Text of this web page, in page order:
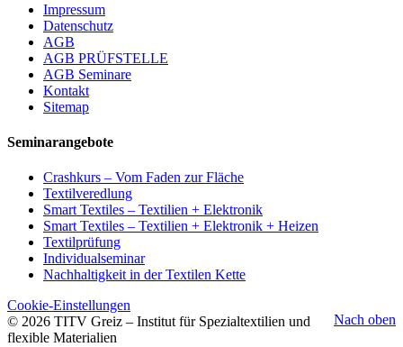
Impressum
Datenschutz
AGB
AGB PRÜFSTELLE
AGB Seminare
Kontakt
Sitemap
Seminarangebote
Crashkurs – Vom Faden zur Fläche
Textilveredlung
Smart Textiles – Textilien + Elektronik
Smart Textiles – Textilien + Elektronik + Heizen
Textilprüfung
Individualseminar
Nachhaltigkeit in der Textilen Kette
Nach oben
Cookie-Einstellungen
© 2026 TITV Greiz – Institut für Spezialtextilien und
flexible Materialien